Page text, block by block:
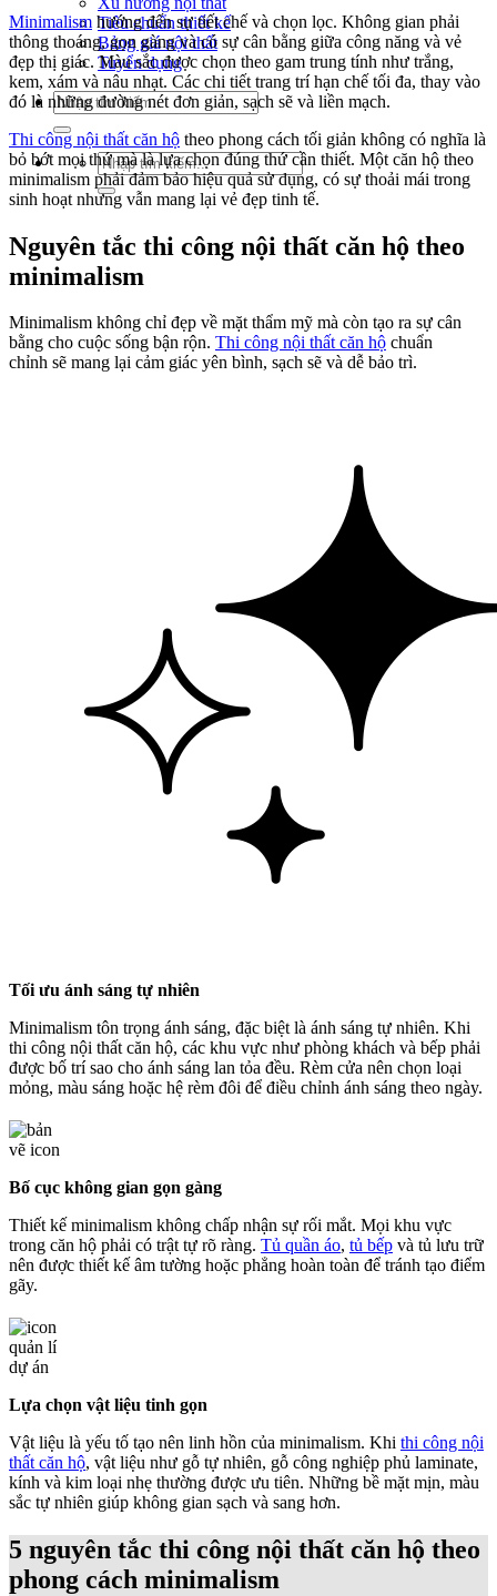
Tiêu chuẩn thiết kế
Bảng giá nội thất
Tuyển dụng
Tìm
kiếm:
Tìm
kiếm:
Minimalism hướng đến sự tiết chế và chọn lọc. Không gian phải
thông thoáng, gọn gàng và có sự cân bằng giữa công năng và vẻ
đẹp thị giác. Màu sắc được chọn theo gam trung tính như trắng,
kem, xám và nâu nhạt. Các chi tiết trang trí hạn chế tối đa, thay vào
đó là những đường nét đơn giản, sạch sẽ và liền mạch.
Thi công nội thất căn hộ theo phong cách tối giản không có nghĩa là
bỏ bớt mọi thứ mà là lựa chọn đúng thứ cần thiết. Một căn hộ theo
minimalism phải đảm bảo hiệu quả sử dụng, có sự thoải mái trong
sinh hoạt nhưng vẫn mang lại vẻ đẹp tinh tế.
Nguyên tắc thi công nội thất căn hộ theo
minimalism
Minimalism không chỉ đẹp về mặt thẩm mỹ mà còn tạo ra sự cân
bằng cho cuộc sống bận rộn. Thi công nội thất căn hộ chuẩn
chỉnh sẽ mang lại cảm giác yên bình, sạch sẽ và dễ bảo trì.
Tối ưu ánh sáng tự nhiên
Minimalism tôn trọng ánh sáng, đặc biệt là ánh sáng tự nhiên. Khi
thi công nội thất căn hộ, các khu vực như phòng khách và bếp phải
được bố trí sao cho ánh sáng lan tỏa đều. Rèm cửa nên chọn loại
mỏng, màu sáng hoặc hệ rèm đôi để điều chỉnh ánh sáng theo ngày.
Bố cục không gian gọn gàng
Thiết kế minimalism không chấp nhận sự rối mắt. Mọi khu vực
trong căn hộ phải có trật tự rõ ràng. Tủ quần áo, tủ bếp và tủ lưu trữ
nên được thiết kế âm tường hoặc phẳng hoàn toàn để tránh tạo điểm
gãy.
Lựa chọn vật liệu tinh gọn
Vật liệu là yếu tố tạo nên linh hồn của minimalism. Khi thi công nội
thất căn hộ, vật liệu như gỗ tự nhiên, gỗ công nghiệp phủ laminate,
kính và kim loại nhẹ thường được ưu tiên. Những bề mặt mịn, màu
sắc tự nhiên giúp không gian sạch và sang hơn.
5 nguyên tắc thi công nội thất căn hộ theo
phong cách minimalism